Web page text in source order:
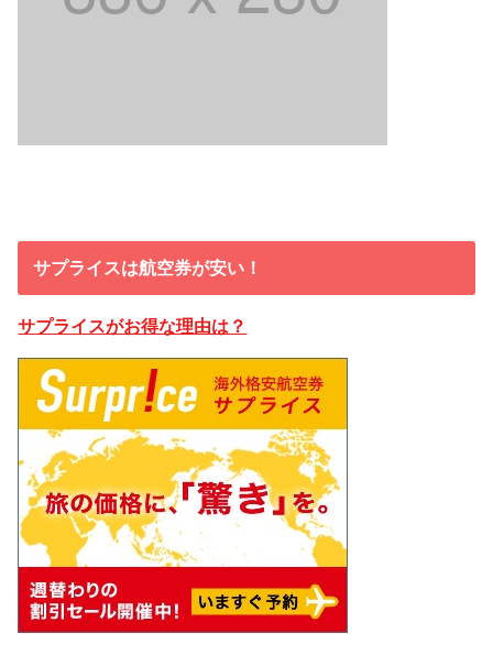
サプライスは航空券が安い！
サプライスがお得な理由は？